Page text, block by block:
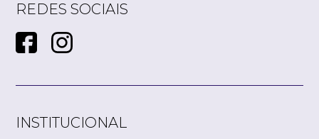
REDES SOCIAIS
INSTITUCIONAL